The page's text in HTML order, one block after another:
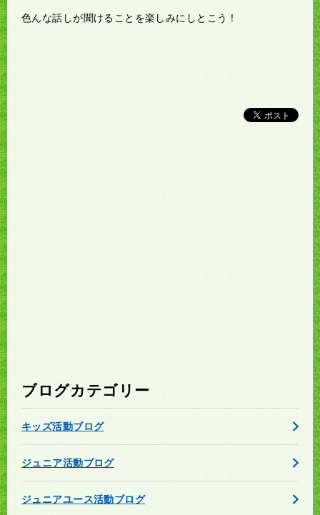
色んな話しが聞けることを楽しみにしとこう！
ブログカテゴリー
キッズ活動ブログ
ジュニア活動ブログ
ジュニアユース活動ブログ